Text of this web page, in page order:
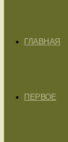
ГЛАВНАЯ
ПЕРВОЕ